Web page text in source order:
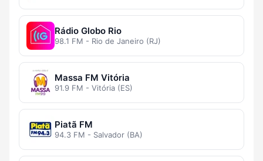
Rádio Globo Rio
98.1 FM - Rio de Janeiro (RJ)
Massa FM Vitória
91.9 FM - Vitória (ES)
Piatã FM
94.3 FM - Salvador (BA)